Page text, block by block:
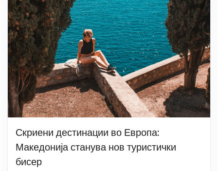
Скриени дестинации во Европа:
Македонија станува нов туристички
бисер